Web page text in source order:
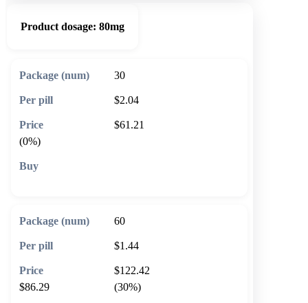
Product dosage: 80mg
30
$2.04
$61.21
(0%)
60
$1.44
$122.42
$86.29
(30%)